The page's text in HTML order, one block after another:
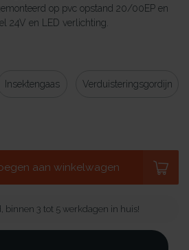
op pvc opstand 20/00EP en
24V en LED verlichting.
Insektengaas Verduisteringsgordijn
aan winkelwagen
binnen 3 tot 5 werkdagen in huis!